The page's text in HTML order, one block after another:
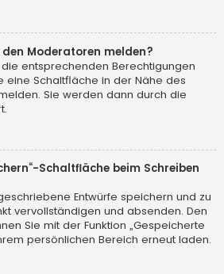
Moderatoren melden?
entsprechenden Berechtigungen
eine Schaltfläche in der Nähe des
Sie werden dann durch die
Schaltfläche beim Schreiben
Entwürfe speichern und zu
vervollständigen und absenden. Den
Sie mit der Funktion „Gespeicherte
persönlichen Bereich erneut laden.